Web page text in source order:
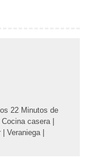
22 Minutos de
Cocina casera |
| Veraniega |